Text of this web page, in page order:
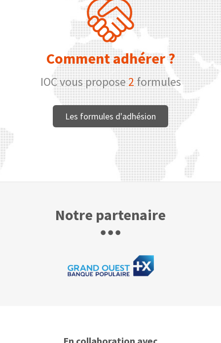
Comment adhérer ?
IOC vous propose 2 formules
Les formules d'adhésion
Notre partenaire